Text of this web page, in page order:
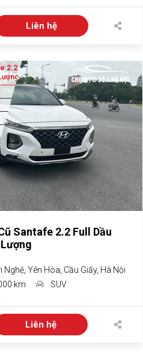
Liên hệ
2.2
Santafe 2.2 Full Dầu
Nghệ, Yên Hòa, Cầu Giấy, Hà Nội
km SUV
Liên hệ